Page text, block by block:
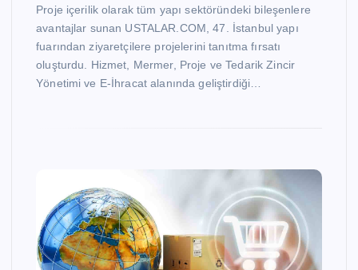
Proje içerilik olarak tüm yapı sektöründeki bileşenlere
avantajlar sunan USTALAR.COM, 47. İstanbul yapı
fuarından ziyaretçilere projelerini tanıtma fırsatı
oluşturdu. Hizmet, Mermer, Proje ve Tedarik Zincir
Yönetimi ve E-İhracat alanında geliştirdiği…